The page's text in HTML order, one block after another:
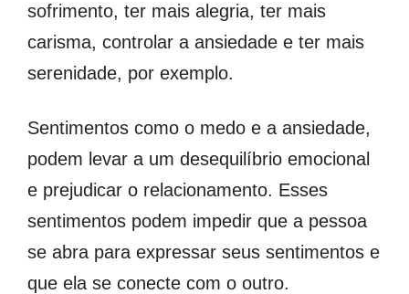
sofrimento, ter mais alegria, ter mais
carisma, controlar a ansiedade e ter mais
serenidade, por exemplo.
Sentimentos como o medo e a ansiedade,
podem levar a um desequilíbrio emocional
e prejudicar o relacionamento. Esses
sentimentos podem impedir que a pessoa
se abra para expressar seus sentimentos e
que ela se conecte com o outro.